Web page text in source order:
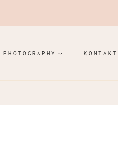
PHOTOGRAPHY KONTAKT